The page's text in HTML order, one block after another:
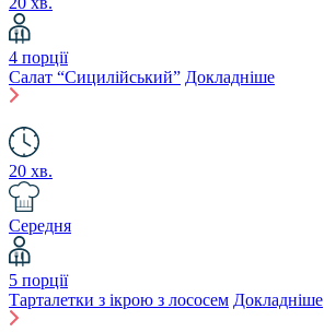
4 порції
Салат “Сицилійський” Докладніше
20 хв.
Середня
5 порції
Тарталетки з ікрою з лососем Докладніше